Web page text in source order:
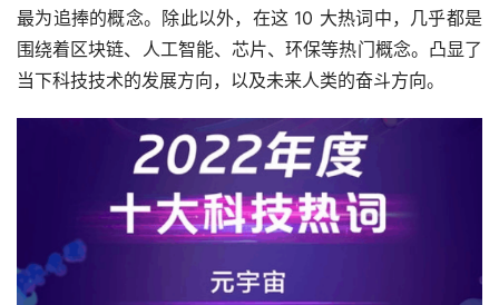
最为追捧的概念。除此以外，在这 10 大热词中，几乎都是
围绕着区块链、人工智能、芯片、环保等热门概念。凸显了
当下科技技术的发展方向，以及未来人类的奋斗方向。